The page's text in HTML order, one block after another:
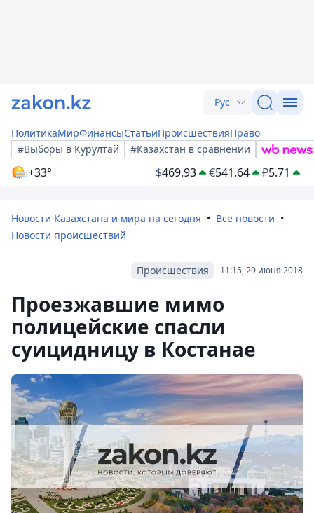
Рус
ПолитикаМирФинансыСтатьиПроисшествияПраво
#Выборы в Курултай
#Казахстан в сравнении
+33° $469.93 €541.64 ₽5.71
Новости Казахстана и мира на сегодня
Все новости
Новости происшествий
11:15, 29 июня 2018
Происшествия
Проезжавшие мимо
полицейские спасли
суицидницу в Костанае